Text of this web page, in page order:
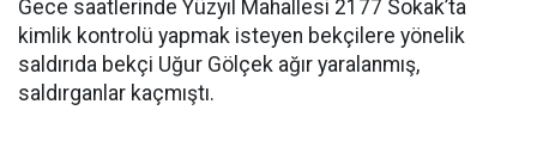
Gece saatlerinde Yüzyıl Mahallesi 2177 Sokak’ta
kimlik kontrolü yapmak isteyen bekçilere yönelik
saldırıda bekçi Uğur Gölçek ağır yaralanmış,
saldırganlar kaçmıştı.